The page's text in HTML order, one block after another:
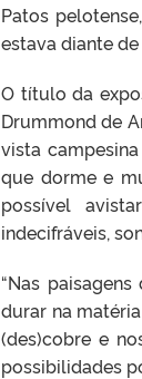
Patos
estava diante de
O título da
Drummond de
vista
que dorme e
possível
indecifráveis,
“Nas
durar na
(des)cobre e
possibilidades